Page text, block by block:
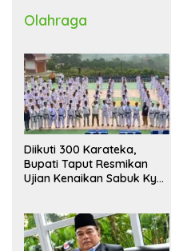
Olahraga
Diikuti 300 Karateka,
Bupati Taput Resmikan
Ujian Kenaikan Sabuk Kyu